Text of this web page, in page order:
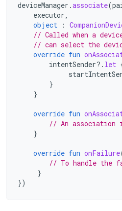
deviceManager .associate(
executor,
object
:
// Called when a
// can select the
override fun
intentSender?. let
}
}
override fun
// An association
}
override fun onFailure
// To handle the
}
})